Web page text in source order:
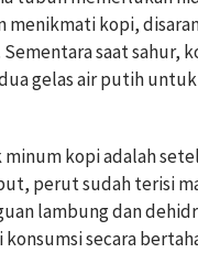
kopi,
saat sahur,
gelas air putih untuk
kopi adalah
perut sudah terisi
lambung dan
secara